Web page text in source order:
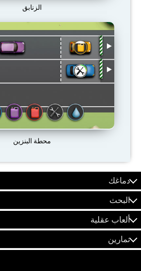
الزنابق
محطة البنزين
دماغك
البحث
ألعاب عقلية
تمارين